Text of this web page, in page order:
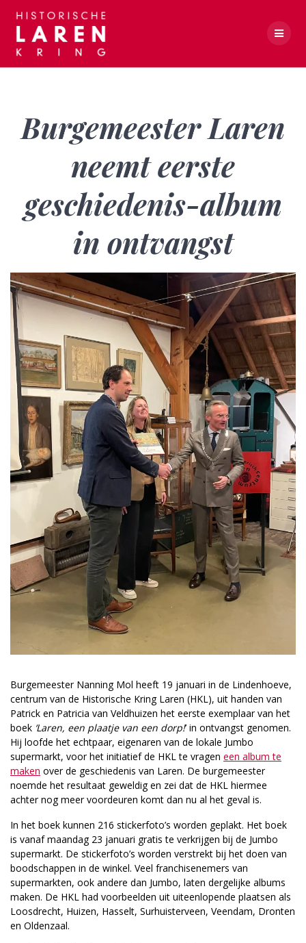
Burgemeester Laren
neemt eerste
geschiedenis-album
in ontvangst
Burgemeester Nanning Mol heeft 19 januari in de Lindenhoeve,
centrum van de Historische Kring Laren (HKL), uit handen van
Patrick en Patricia van Veldhuizen het eerste exemplaar van het
boek ‘Laren, een plaatje van een dorp!’ in ontvangst genomen.
Hij loofde het echtpaar, eigenaren van de lokale Jumbo
supermarkt, voor het initiatief de HKL te vragen een album te
maken over de geschiedenis van Laren. De burgemeester
noemde het resultaat geweldig en zei dat de HKL hiermee
achter nog meer voordeuren komt dan nu al het geval is.
In het boek kunnen 216 stickerfoto’s worden geplakt. Het boek
is vanaf maandag 23 januari gratis te verkrijgen bij de Jumbo
supermarkt. De stickerfoto’s worden verstrekt bij het doen van
boodschappen in de winkel. Veel franchisenemers van
supermarkten, ook andere dan Jumbo, laten dergelijke albums
maken. De HKL had voorbeelden uit uiteenlopende plaatsen als
Loosdrecht, Huizen, Hasselt, Surhuisterveen, Veendam, Dronten
en Oldenzaal.